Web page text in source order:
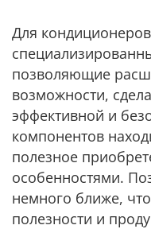
Для
позволяющие
возможности,
эффективной и
компонентов
полезное
особенностями.
немного ближе,
полезности и